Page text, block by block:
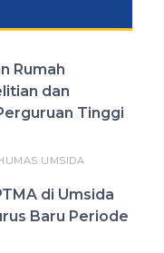
Rumah
dan
Tinggi
UMSIDA
di Umsida
Baru Periode